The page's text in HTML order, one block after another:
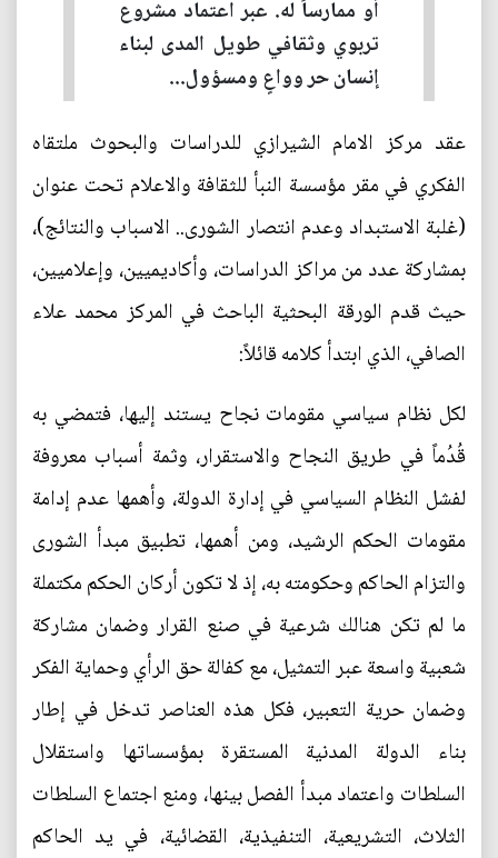
أو ممارساً له. عبر اعتماد مشروع
تربوي وثقافي طويل المدى لبناء
إنسان حر وواعٍ ومسؤول...
عقد مركز الامام الشيرازي للدراسات والبحوث ملتقاه
الفكري في مقر مؤسسة النبأ للثقافة والاعلام تحت عنوان
(غلبة الاستبداد وعدم انتصار الشورى.. الاسباب والنتائج)،
بمشاركة عدد من مراكز الدراسات، وأكاديميين، وإعلاميين،
حيث قدم الورقة البحثية الباحث في المركز محمد علاء
الصافي، الذي ابتدأ كلامه قائلاً:
لكل نظام سياسي مقومات نجاح يستند إليها، فتمضي به
قُدُماً في طريق النجاح والاستقرار، وثمة أسباب معروفة
لفشل النظام السياسي في إدارة الدولة، وأهمها عدم إدامة
مقومات الحكم الرشيد، ومن أهمها، تطبيق مبدأ الشورى
والتزام الحاكم وحكومته به، إذ لا تكون أركان الحكم مكتملة
ما لم تكن هنالك شرعية في صنع القرار وضمان مشاركة
شعبية واسعة عبر التمثيل، مع كفالة حق الرأي وحماية الفكر
وضمان حرية التعبير، فكل هذه العناصر تدخل في إطار
بناء الدولة المدنية المستقرة بمؤسساتها واستقلال
السلطات واعتماد مبدأ الفصل بينها، ومنع اجتماع السلطات
الثلاث، التشريعية، التنفيذية، القضائية، في يد الحاكم